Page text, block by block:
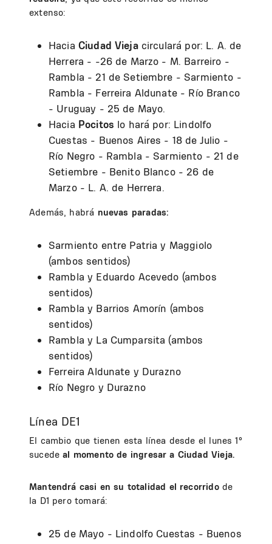
extenso:
Hacia Ciudad Vieja circulará por: L. A. de
Herrera - -26 de Marzo - M. Barreiro -
Rambla - 21 de Setiembre - Sarmiento -
Rambla - Ferreira Aldunate - Río Branco
- Uruguay - 25 de Mayo.
Hacia Pocitos lo hará por: Lindolfo
Cuestas - Buenos Aires - 18 de Julio -
Río Negro - Rambla - Sarmiento - 21 de
Setiembre - Benito Blanco - 26 de
Marzo - L. A. de Herrera.
Además, habrá nuevas paradas:
Sarmiento entre Patria y Maggiolo
(ambos sentidos)
Rambla y Eduardo Acevedo (ambos
sentidos)
Rambla y Barrios Amorín (ambos
sentidos)
Rambla y La Cumparsita (ambos
sentidos)
Ferreira Aldunate y Durazno
Río Negro y Durazno
Línea DE1
El cambio que tienen esta línea desde el lunes 1°
sucede al momento de ingresar a Ciudad Vieja.
Mantendrá casi en su totalidad el recorrido de
la D1 pero tomará:
25 de Mayo - Lindolfo Cuestas - Buenos